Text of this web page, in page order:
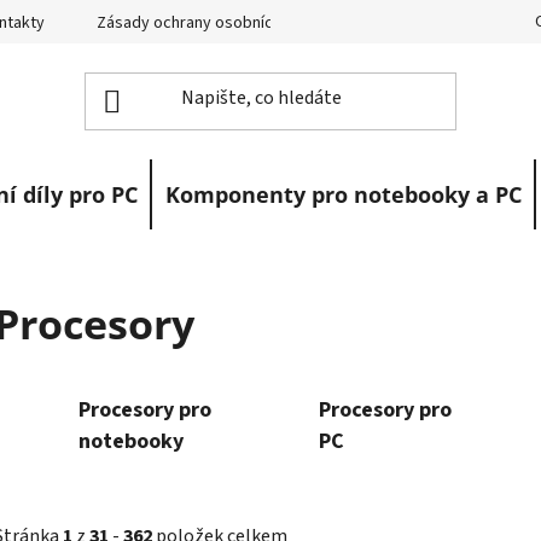
Zásady ochrany osobních údajů
díly pro PC Komponenty pro notebooky a PC
Procesory pro
notebooky
Procesory pro
PC